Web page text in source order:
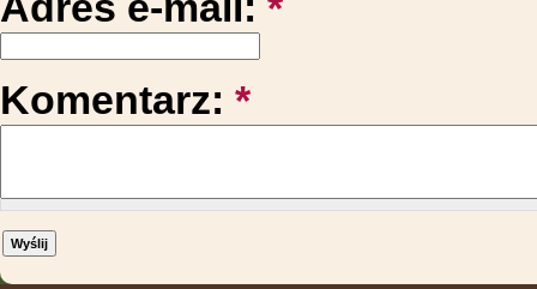
Komentarz: *